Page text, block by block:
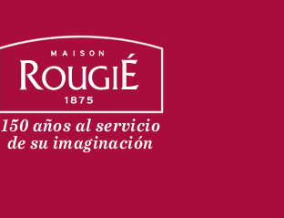
150 años al servicio
de su imaginación